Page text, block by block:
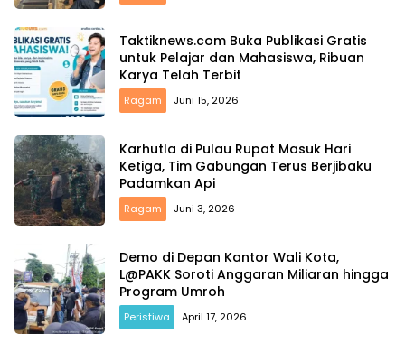
Taktiknews.com Buka Publikasi Gratis
untuk Pelajar dan Mahasiswa, Ribuan
Karya Telah Terbit
Ragam Juni 15, 2026
Karhutla di Pulau Rupat Masuk Hari
Ketiga, Tim Gabungan Terus Berjibaku
Padamkan Api
Ragam Juni 3, 2026
Demo di Depan Kantor Wali Kota,
L@PAKK Soroti Anggaran Miliaran hingga
Program Umroh
Peristiwa April 17, 2026